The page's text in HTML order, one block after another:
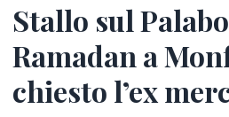
Stallo sul
Ramadan a
chiesto l’ex